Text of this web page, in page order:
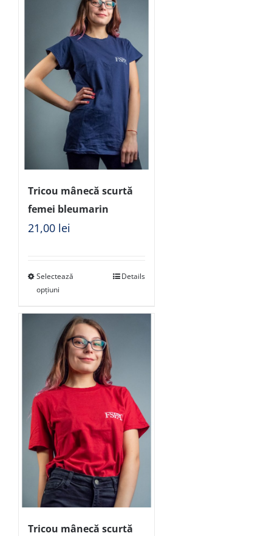
Tricou mânecă scurtă
femei bleumarin
21,00 lei
Selectează
opțiuni
Details
Tricou mânecă scurtă